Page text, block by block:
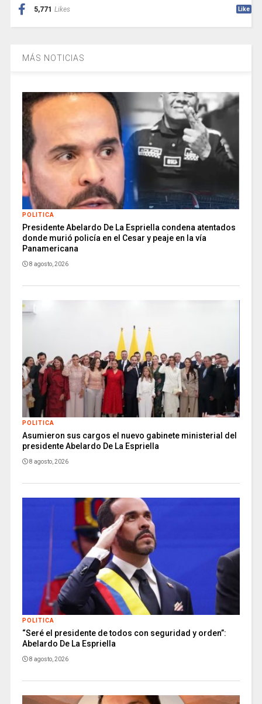
5,771 Likes Like
MÁS NOTICIAS
POLITICA
Presidente Abelardo De La Espriella condena atentados
donde murió policía en el Cesar y peaje en la vía
Panamericana
8 agosto, 2026
POLITICA
Asumieron sus cargos el nuevo gabinete ministerial del
presidente Abelardo De La Espriella
8 agosto, 2026
POLITICA
“Seré el presidente de todos con seguridad y orden”:
Abelardo De La Espriella
8 agosto, 2026